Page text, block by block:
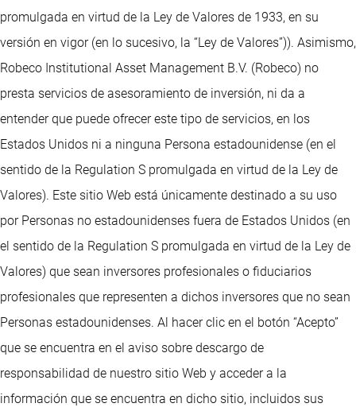
promulgada en virtud de la Ley de Valores de 1933, en su
versión en vigor (en lo sucesivo, la “Ley de Valores”)). Asimismo,
Robeco Institutional Asset Management B.V. (Robeco) no
presta servicios de asesoramiento de inversión, ni da a
entender que puede ofrecer este tipo de servicios, en los
Estados Unidos ni a ninguna Persona estadounidense (en el
sentido de la Regulation S promulgada en virtud de la Ley de
Valores). Este sitio Web está únicamente destinado a su uso
por Personas no estadounidenses fuera de Estados Unidos (en
el sentido de la Regulation S promulgada en virtud de la Ley de
Valores) que sean inversores profesionales o fiduciarios
profesionales que representen a dichos inversores que no sean
Personas estadounidenses. Al hacer clic en el botón “Acepto”
que se encuentra en el aviso sobre descargo de
responsabilidad de nuestro sitio Web y acceder a la
información que se encuentra en dicho sitio, incluidos sus